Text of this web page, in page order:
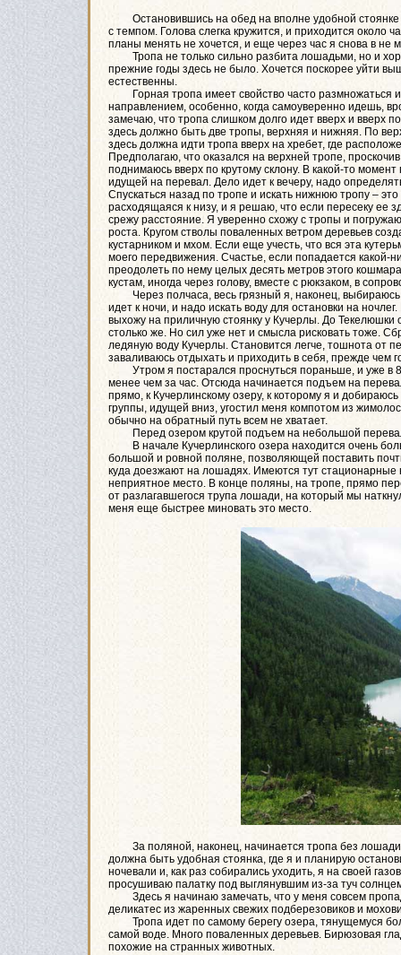
Остановившись на обед на вполне удобной стоянке
с темпом. Голова слегка кружится, и приходится около
планы менять не хочется, и еще через час я снова в не
Тропа не только сильно разбита лошадьми, но и
прежние годы здесь не было. Хочется поскорее уйти
естественны.
Горная тропа имеет свойство часто размножаться и
направлением, особенно, когда самоуверенно идешь,
замечаю, что тропа слишком долго идет вверх и вверх
здесь должно быть две тропы, верхняя и нижняя. По
здесь должна идти тропа вверх на хребет, где
Предполагаю, что оказался на верхней тропе,
поднимаюсь вверх по крутому склону. В какой-то
идущей на перевал. Дело идет к вечеру, надо
Спускаться назад по тропе и искать нижнюю тропу –
расходящаяся к низу, и я решаю, что если пересеку ее
срежу расстояние. Я уверенно схожу с тропы и
роста. Кругом стволы поваленных ветром деревьев
кустарником и мхом. Если еще учесть, что вся эта
моего передвижения. Счастье, если попадается
преодолеть по нему целых десять метров этого
кустам, иногда через голову, вместе с рюкзаком, в
Через полчаса, весь грязный я, наконец,
идет к ночи, и надо искать воду для остановки на
выхожу на приличную стоянку у Кучерлы. До
столько же. Но сил уже нет и смысла рисковать тоже.
ледяную воду Кучерлы. Становится легче, тошнота от
заваливаюсь отдыхать и приходить в себя, прежде чем
Утром я постарался проснуться пораньше, и уже в
менее чем за час. Отсюда начинается подъем на
прямо, к Кучерлинскому озеру, к которому я и
группы, идущей вниз, угостил меня компотом из
обычно на обратный путь всем не хватает.
Перед озером крутой подъем на небольшой перевал,
В начале Кучерлинского озера находится очень
большой и ровной поляне, позволяющей поставить
куда доезжают на лошадях. Имеются тут стационарные
неприятное место. В конце поляны, на тропе, прямо
от разлагавшегося трупа лошади, на который мы
меня еще быстрее миновать это место.
За поляной, наконец, начинается тропа без
должна быть удобная стоянка, где я и планирую
ночевали и, как раз собирались уходить, я на своей
просушиваю палатку под выглянувшим из-за туч
Здесь я начинаю замечать, что у меня совсем
деликатес из жаренных свежих подберезовиков и
Тропа идет по самому берегу озера, тянущемуся
самой воде. Много поваленных деревьев. Бирюзовая
похожие на странных животных.